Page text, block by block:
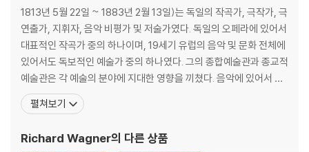
1813년 5월 22일 ~ 1883년 2월 13일)는 독일의 작곡가, 극작가, 극
연출가, 지휘자, 음악 비평가 및 저술가였다. 독일의 오페라에 있어서
대표적인 작곡가 중의 하나이며, 19세기 유럽의 음악 및 문화 전체에
있어서도 독보적인 예술가 중의 하나였다. 그의 종합예술관과 종교적
예술관은 각 예술의 분야에 지대한 영향을 끼쳤다. 음악에 있어서 독
일의 낭만주의 오페라의 전성시대를 열었으며, 음악극이라는 새로운
장르를 창시하였다. 활동후기에는 풍부한 반음계적 음악언어를 발전
도록 하는 견인차 역할을 했다. 또한 본인
펼쳐보기
Richard Wagner의 다른 상품